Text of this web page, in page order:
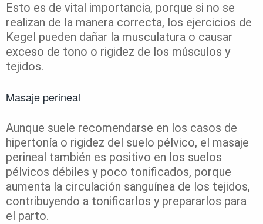
Esto es de vital importancia, porque si no se
realizan de la manera correcta, los ejercicios de
Kegel pueden dañar la musculatura o causar
exceso de tono o rigidez de los músculos y
tejidos.
Masaje perineal
Aunque suele recomendarse en los casos de
hipertonía o rigidez del suelo pélvico, el masaje
perineal también es positivo en los suelos
pélvicos débiles y poco tonificados, porque
aumenta la circulación sanguínea de los tejidos,
contribuyendo a tonificarlos y prepararlos para
el parto.